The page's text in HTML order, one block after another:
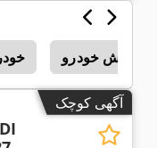
فروش خودرو
آگهی کوچک